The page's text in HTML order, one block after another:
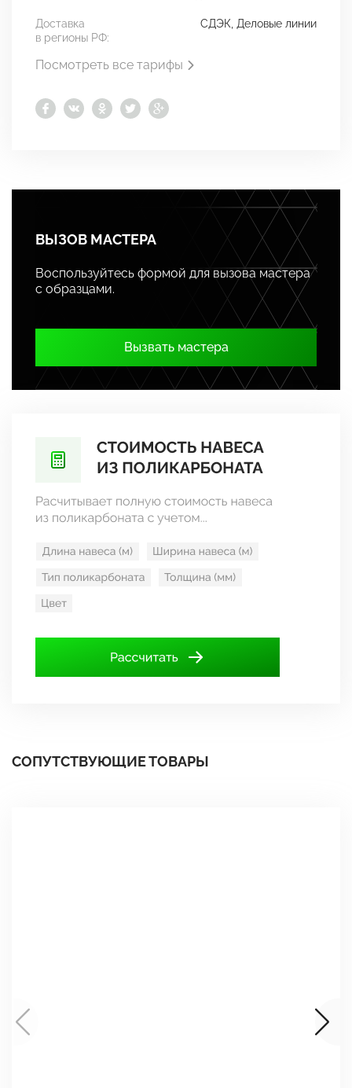
Доставка
в регионы РФ:
СДЭК, Деловые линии
Посмотреть все тарифы
ВЫЗОВ МАСТЕРА
Воспользуйтесь формой для вызова мастера
с образцами.
Вызвать мастера
СОПУТСТВУЮЩИЕ ТОВАРЫ